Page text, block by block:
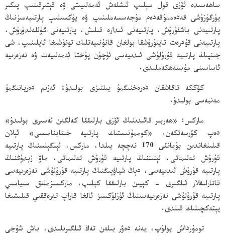
ساھەسىدە ئۆزى قول سېلىپ ئىشلەش ئەمەلىيىتى ۋە قېتىرقىنىپ پىكىر
يۈرگۈزۈشى قەدەممۇقەدەم مۇجەسسەملىنىپ ۋە يۈكسىلىپ پارتىيەمىزنىڭ
پارتىيەنى باشقۇرۇش، پارتىيەنى ئىدارە قىلىش، پارتىيەنى گۈللەندۈرۈش،
پارتىيەنى قۇدرەت تاپتۇرۇشقا بولغان قانۇنىيەتلىك تونۇشىغا ئايلىنىپ، شى
جىنپىڭ پارتىيە قۇرۇلۇشى ئىدىيەسى ئۈچۈن پۇختا ئەمەلىيەت ۋە نەزەرىيە
ئاساسىنى مۇستەھكەملىدى.
كۆككە تاقاشقان دەرەخنىڭمۇ يىلتىزى بولىدۇ؛ ئەزىم دەريانىڭمۇ
مەنبەسى بولىدۇ.
ماركس: «ھەربىر قائىدىنىڭ ئۆزى بارلىققا كەلگەن ئەسىرى بولىدۇ»
دەپ كۆرسەتكەن. «كوممۇنىستىك پارتىيە خىتابنامىسى» ئېلان
قىلىنغاندىن بۇيانقى 170 نەچچە يىلدا، ماركس، ئېنگېلسنىڭ پارتىيە
قۇرۇش تەلىماتى، لېنىننىڭ پارتىيە قۇرۇش تەلىماتى، ماۋ زېدۇڭنىڭ
پارتىيە قۇرۇش ئىدىيەسى، دېڭ شياۋپىڭنىڭ پارتىيە قۇرۇلۇشى نەزەرىيەسى
قاتارلىقلار ئىلگىرى - كېيىن بارلىققا كېلىپ، ماركسىزملىق سىياسىي
پارتىيە قۇرۇلۇشى نەزەرىيەسىنىڭ ئۈزلۈكسىز ئالغا قاراپ تەرەققىي قىلىشىغا
يېتەكچىلىك قىلدى.
تومۇرداش بولۇپ، يەنە دەۋر بىلەن تەڭ ئىلگىرىلىدى، باش شۇجى